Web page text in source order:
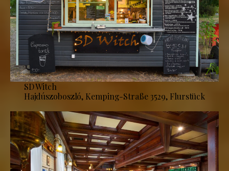
SD Witch
Hajdúszoboszló, Kemping-Straße 3529, Flurstück